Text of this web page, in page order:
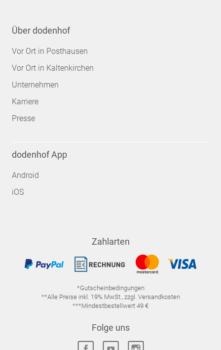
Über dodenhof
Vor Ort in Posthausen
Vor Ort in Kaltenkirchen
Unternehmen
Karriere
Presse
dodenhof App
Android
iOS
Zahlarten
*Gutscheinbedingungen
**Alle Preise inkl. 19% MwSt., zzgl. Versandkosten
***Mindestbestellwert 49 €
Folge uns